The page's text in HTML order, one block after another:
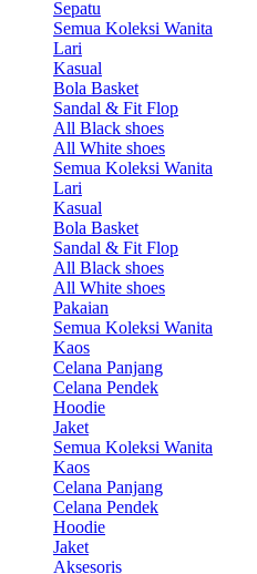
Sepatu
Semua Koleksi Wanita
Lari
Kasual
Bola Basket
Sandal & Fit Flop
All Black shoes
All White shoes
Semua Koleksi Wanita
Lari
Kasual
Bola Basket
Sandal & Fit Flop
All Black shoes
All White shoes
Pakaian
Semua Koleksi Wanita
Kaos
Celana Panjang
Celana Pendek
Hoodie
Jaket
Semua Koleksi Wanita
Kaos
Celana Panjang
Celana Pendek
Hoodie
Jaket
Aksesoris